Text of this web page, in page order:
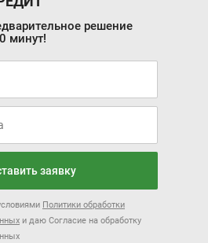
решение
минут!
заявку
Политики обработки
и даю Согласие на обработку